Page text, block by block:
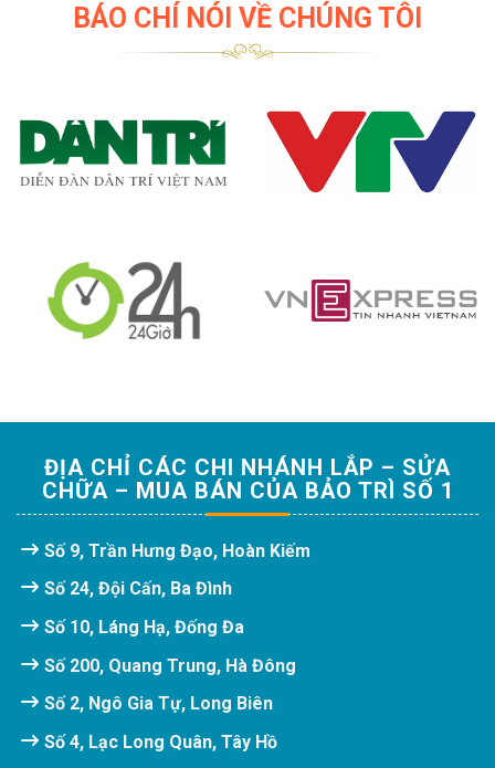
BÁO CHÍ NÓI VỀ CHÚNG TÔI
ĐỊA CHỈ CÁC CHI NHÁNH LẮP – SỬA
CHỮA – MUA BÁN CỦA BẢO TRÌ SỐ 1
Số 9, Trần Hưng Đạo, Hoàn Kiếm
Số 24, Đội Cấn, Ba Đình
Số 10, Láng Hạ, Đống Đa
Số 200, Quang Trung, Hà Đông
Số 2, Ngô Gia Tự, Long Biên
Số 4, Lạc Long Quân, Tây Hồ